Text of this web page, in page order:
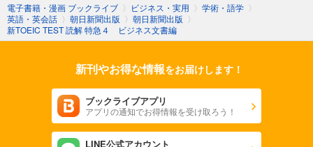
電子書籍・漫画 ブックライブ 〉 ビジネス・実用 〉 学術・語学 〉
英語・英会話 〉 朝日新聞出版 〉 朝日新聞出版 〉
新TOEIC TEST 読解 特急４ ビジネス文書編
新刊やお得な情報をお届けします！
ブックライブアプリ
アプリの通知でお得情報を受け取ろう！
LINE公式アカウント